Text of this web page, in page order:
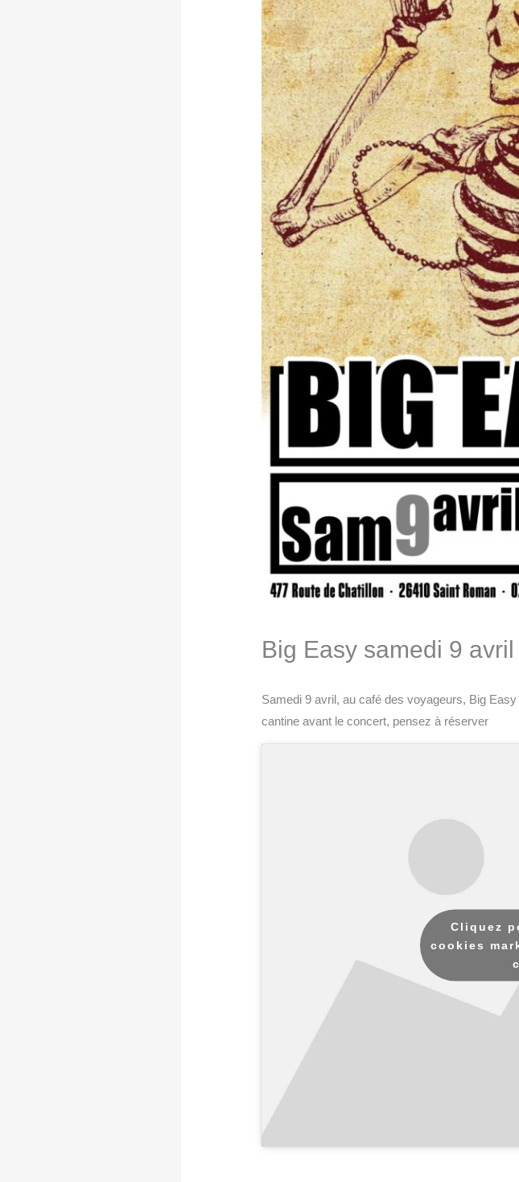
Big Easy samedi 9 avril
Samedi 9 avril, au café des voyageurs, Big
cantine avant le concert, pensez à réserver
Cliquez
cookies